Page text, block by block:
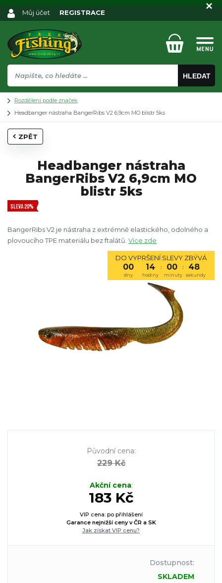
HLEDAT
Můj účet REGISTRACE
Rozdělení podle značek
Headbanger nástraha BangerRibs V2 6,9cm MO blistr 5ks
ZPĚT
Headbanger nástraha
BangerRibs V2 6,9cm MO
blistr 5ks
SLEVA 20%
BangerRibs V2 je nástraha z extrémně elastického, odolného a
plovoucího TPE materiálu bez ftalátů. Více zde
DO VYPRŠENÍ SLEVY ZBÝVÁ
00 14 : 00 : 48
dny hodiny minuty sekundy
Původní cena:
229 Kč
Akční cena:
183 Kč
VIP cena: po přihlášení
Garance nejnižší ceny v ČR a SK
Jak získat VIP cenu?
Dostupnost:
SKLADEM